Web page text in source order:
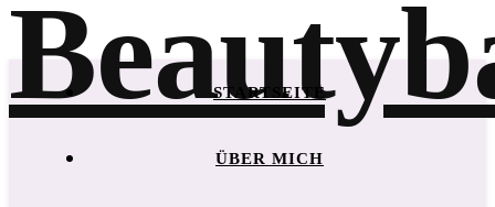
STARTSEITE
ÜBER MICH